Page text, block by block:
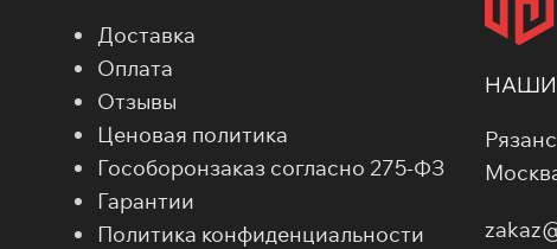
Доставка
Оплата
Отзывы
Ценовая политика
Гособоронзаказ согласно 275-ФЗ
Гарантии
Политика конфиденциальности
НАШИ